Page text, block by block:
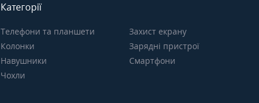
Категорії
Телефони та планшети
Колонки
Навушники
Чохли
Захист екрану
Зарядні пристрої
Смартфони